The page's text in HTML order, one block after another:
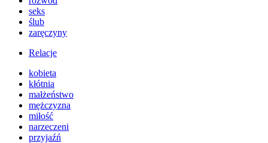
seks
ślub
zaręczyny
Relacje
kobieta
kłótnia
małżeństwo
mężczyzna
miłość
narzeczeni
przyjaźń